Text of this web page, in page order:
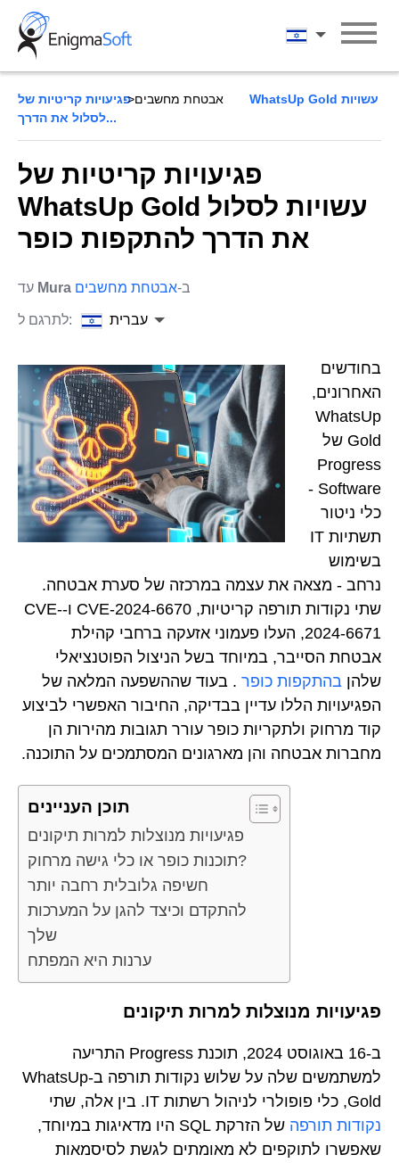
Skip
content
עברית
אבטחת מחשבים פגיעויות קריטיות של WhatsUp Gold עשויות
לסלול את הדרך...
פגיעויות קריטיות של
WhatsUp Gold עשויות לסלול
את הדרך להתקפות כופר
Mura ב-אבטחת מחשבים
לתרגם ל: עברית
בחודשים
האחרונים,
WhatsUp
Gold של
Progress
Software -
כלי ניטור
תשתיות IT
בשימוש
נרחב - מצאה את עצמה במרכזה של סערת אבטחה.
שתי נקודות תורפה קריטיות, CVE-2024-6670 ו-CVE-
2024-6671, העלו פעמוני אזעקה ברחבי קהילת
אבטחת הסייבר, במיוחד בשל הניצול הפוטנציאלי
שלהן בהתקפות כופר . בעוד שההשפעה המלאה של
הפגיעויות הללו עדיין בבדיקה, החיבור האפשרי לביצוע
קוד מרחוק ולתקריות כופר עורר תגובות מהירות הן
מחברות אבטחה והן מארגונים המסתמכים על התוכנה.
תוכן העניינים
פגיעויות מנוצלות למרות תיקונים
תוכנות כופר או כלי גישה מרחוק?
חשיפה גלובלית רחבה יותר
להתקדם וכיצד להגן על המערכות
שלך
ערנות היא המפתח
פגיעויות מנוצלות למרות תיקונים
ב-16 באוגוסט 2024, תוכנת Progress התריעה
למשתמשים שלה על שלוש נקודות תורפה ב-WhatsUp
Gold, כלי פופולרי לניהול רשתות IT. בין אלה, שתי
נקודות תורפה
של הזרקת SQL היו מדאיגות במיוחד,
שאפשרו לתוקפים לא מאומתים לגשת לסיסמאות